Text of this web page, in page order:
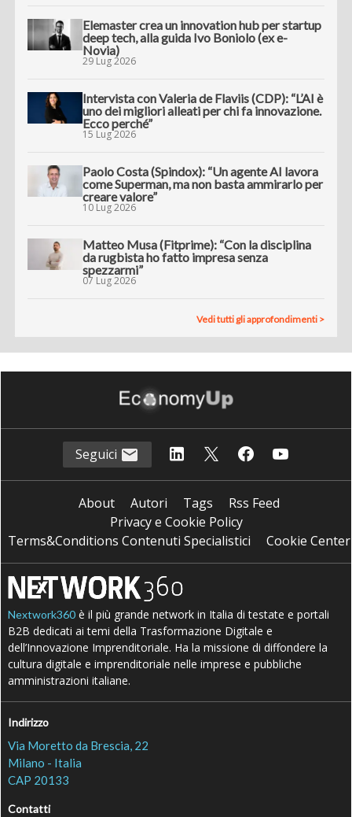
Elemaster crea un innovation hub per startup
deep tech, alla guida Ivo Boniolo (ex e-
Novia)
29 Lug 2026
Intervista con Valeria de Flaviis (CDP): “L’AI è
uno dei migliori alleati per chi fa innovazione.
Ecco perché”
15 Lug 2026
Paolo Costa (Spindox): “Un agente AI lavora
come Superman, ma non basta ammirarlo per
creare valore”
10 Lug 2026
Matteo Musa (Fitprime): “Con la disciplina
da rugbista ho fatto impresa senza
spezzarmi”
07 Lug 2026
Vedi tutti gli approfondimenti >
Seguici
About Autori Tags
Rss Feed
Privacy e Cookie Policy
Terms&Conditions Contenuti Specialistici
Cookie Center
Nextwork360 è il più grande network in Italia di testate e portali
B2B dedicati ai temi della Trasformazione Digitale e
dell’Innovazione Imprenditoriale. Ha la missione di diffondere la
cultura digitale e imprenditoriale nelle imprese e pubbliche
amministrazioni italiane.
Indirizzo
Via Moretto da Brescia, 22
Milano - Italia
CAP 20133
Contatti